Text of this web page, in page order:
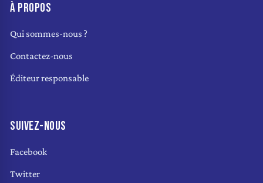
À PROPOS
Qui sommes-nous ?
Contactez-nous
Éditeur responsable
SUIVEZ-NOUS
Facebook
Twitter